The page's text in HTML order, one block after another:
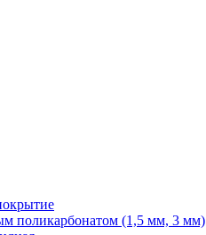
поликарбонатом (1,5 мм, 3 мм)